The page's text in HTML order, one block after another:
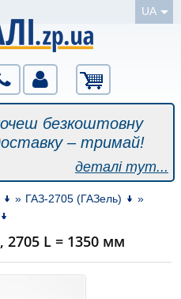
UA
безкоштовну
– тримай!
деталі тут...
» ГАЗ-2705 (ГАЗель)
»
2705 L = 1350 мм